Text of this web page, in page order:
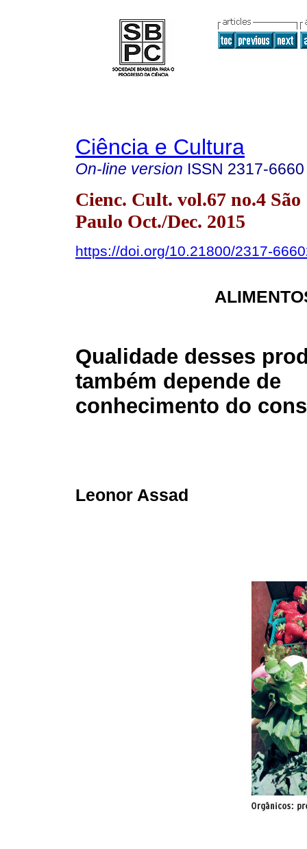
Ciência e Cultura
On-line version ISSN 2317-6660
Cienc. Cult. vol.67 no.4 São
Paulo Oct./Dec. 2015
https://doi.org/10.21800/2317-
Qualidade desses
também depende de
conhecimento do
Leonor Assad